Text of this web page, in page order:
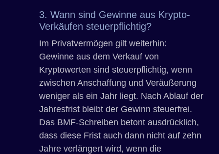
3. Wann sind Gewinne aus Krypto-
Verkäufen steuerpflichtig?
Im Privatvermögen gilt weiterhin:
Gewinne aus dem Verkauf von
Kryptowerten sind steuerpflichtig, wenn
zwischen Anschaffung und Veräußerung
weniger als ein Jahr liegt. Nach Ablauf der
Jahresfrist bleibt der Gewinn steuerfrei.
Das BMF-Schreiben betont ausdrücklich,
dass diese Frist auch dann nicht auf zehn
Jahre verlängert wird, wenn die